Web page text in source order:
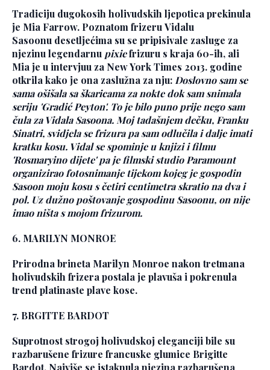
Tradiciju dugokosih holivudskih ljepotica prekinula
je Mia Farrow. Poznatom frizeru Vidalu
Sasoonu desetljećima su se pripisivale zasluge za
njezinu legendarnu pixiefrizuru s kraja 60-ih, ali
Mia je u intervjuu za New York Times 2013. godine
otkrila kako je ona zaslužna za nju: Doslovno sam se
sama ošišala sa škaricama za nokte dok sam snimala
seriju 'Gradić Peyton'. To je bilo puno prije nego sam
čula za Vidala Sasoona. Moj tadašnjem dečku, Franku
Sinatri, svidjela se frizura pa sam odlučila i dalje imati
kratku kosu. Vidal se spominje u knjizi i filmu
'Rosmaryino dijete' pa je filmski studio Paramount
organizirao fotosnimanje tijekom kojeg je gospodin
Sasoon moju kosu s četiri centimetra skratio na dva i
pol. Uz dužno poštovanje gospodinu Sasoonu, on nije
imao ništa s mojom frizurom.
6. MARILYN MONROE
Prirodna brineta Marilyn Monroe nakon tretmana
holivudskih frizera postala je plavuša i pokrenula
trend platinaste plave kose.
7. BRGITTE BARDOT
Suprotnost strogoj holivudskoj eleganciji bile su
razbarušene frizure francuske glumice Brigitte
Bardot. Najviše se istaknula njezina razbarušena